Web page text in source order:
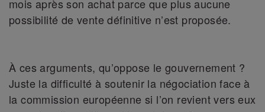
mois après son achat parce que plus aucune
possibilité de vente définitive n’est proposée.
À ces arguments, qu’oppose le gouvernement ?
Juste la difficulté à soutenir la négociation face à
la commission européenne si l’on revient vers eux